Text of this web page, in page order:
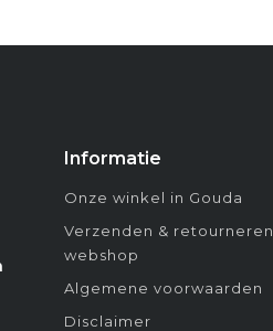
Informatie
Onze winkel in Gouda
Verzenden & retourneren
webshop
Algemene voorwaarden
Disclaimer